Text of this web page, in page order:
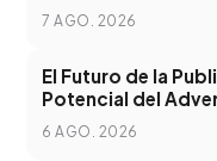
7 AGO. 2026
El Futuro de la
Potencial del
Programática
6 AGO. 2026